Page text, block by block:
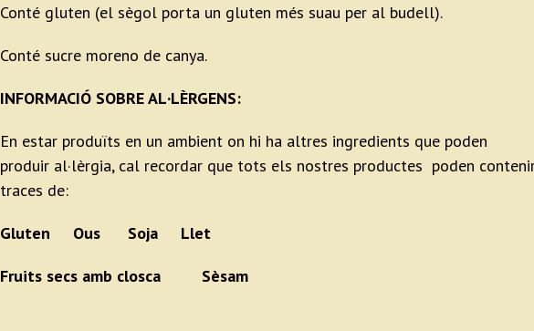
Conté gluten (el sègol porta un gluten més suau per al budell).
Conté sucre moreno de canya.
INFORMACIÓ SOBRE AL·LÈRGENS:
En estar produïts en un ambient on hi ha altres ingredients que poden
produir al·lèrgia, cal recordar que tots els nostres productes poden
traces de:
Gluten Ous Soja Llet
Fruits secs amb closca Sèsam